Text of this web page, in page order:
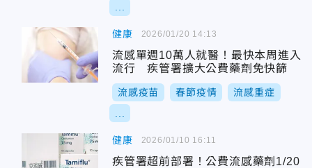
健康
流感單週10萬人就醫！最快本周進入
流行 疾管署擴大公費藥劑免快篩
流感疫苗 春節疫情 流感重症
2026/01/20 14:13
健康
疾管署超前部署！公費流感藥劑1/20
2026/01/10 16:11